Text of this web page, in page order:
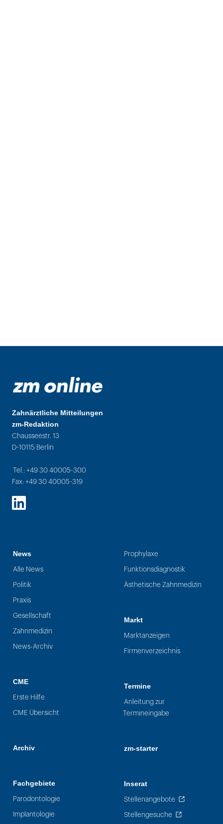
Zahnärztliche Mitteilungen
zm-Redaktion
Chausseestr. 13
D-10115 Berlin
Tel.: +49 30 40005-300
Fax: +49 30 40005-319
LinkedIn
News
Alle News
Politik
Praxis
Gesellschaft
Zahnmedizin
News-Archiv
CME
Erste Hilfe
CME Übersicht
Archiv
Fachgebiete
Parodontologie
Implantologie
Prophylaxe
Funktionsdiagnostik
Ästhetische Zahnmedizin
Markt
Marktanzeigen
Firmenverzeichnis
Termine
Anleitung zur
Termineingabe
zm-starter
Inserat
Stellenangebote
Stellengesuche